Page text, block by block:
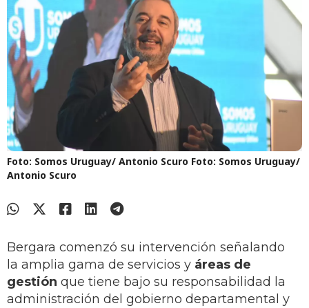
Foto: Somos Uruguay/ Antonio Scuro Foto: Somos Uruguay/
Antonio Scuro
Bergara comenzó su intervención señalando
la amplia gama de servicios y áreas de
gestión que tiene bajo su responsabilidad la
administración del gobierno departamental y